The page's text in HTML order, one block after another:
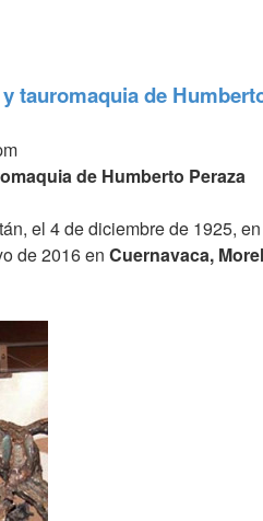
tauromaquia de
de Humberto Peraza
el 4 de diciembre de 1925,
de 2016 en Cuernavaca,